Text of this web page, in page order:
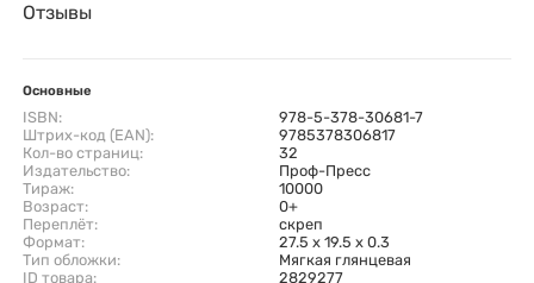
Отзывы
Основные
ISBN:
978-5-378-30681-7
Штрих-код (EAN):
9785378306817
Кол-во страниц:
32
Издательство:
Проф-Пресс
Тираж:
10000
Возраст:
0+
Переплёт:
скреп
Формат:
27.5 x 19.5 x 0.3
Тип обложки:
Мягкая глянцевая
ID товара:
2829277